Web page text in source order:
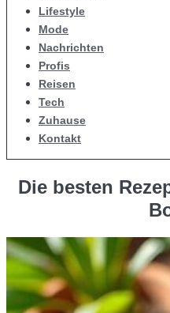
Lifestyle
Mode
Nachrichten
Profis
Reisen
Tech
Zuhause
Kontakt
Die besten